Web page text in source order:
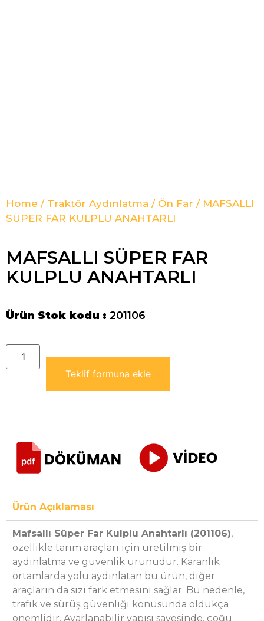
Home / Traktör Aydınlatma / Ön Far / MAFSALLI
SÜPER FAR KULPLU ANAHTARLI
MAFSALLI SÜPER FAR
KULPLU ANAHTARLI
Ürün Stok kodu : 201106
Teklif formuna ekle
Ürün Açıklaması
Mafsallı Süper Far Kulplu Anahtarlı (201106),
özellikle tarım araçları için üretilmiş bir
aydınlatma ve güvenlik ürünüdür. Karanlık
ortamlarda yolu aydınlatan bu ürün, diğer
araçların da sizi fark etmesini sağlar. Bu nedenle,
trafik ve sürüş güvenliği konusunda oldukça
önemlidir. Ayarlanabilir yapısı sayesinde, çoğu